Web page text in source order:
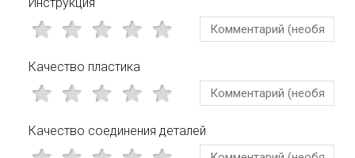
Качество пластика
Качество соединения деталей